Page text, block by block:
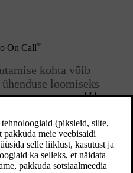
On Call*
kohta võib
ühenduse loomiseks
[1]
ühendust võtta
kaudu.